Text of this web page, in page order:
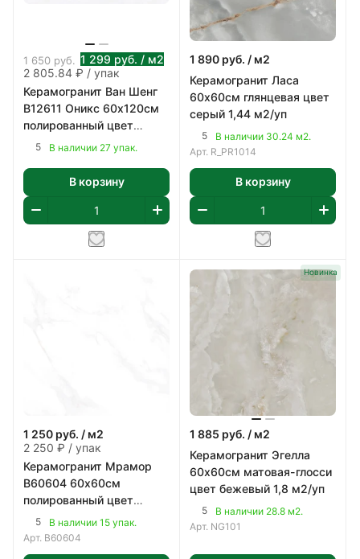
1 650 руб. 1 299 руб. / м2
2 805.84 ₽ / упак
Керамогранит Ван Шенг
B12611 Оникс 60х120см
полированный цвет
светло-серый 2,16 м2/уп
5 В наличии 27 упак.
В корзину
1 890 руб. / м2
Керамогранит Ласа
60х60см глянцевая цвет
серый 1,44 м2/уп
5
В наличии 30.24 м2.
Арт. R_PR1014
В корзину
1 250 руб. / м2
2 250 ₽ / упак
Керамогранит Мрамор
B60604 60х60см
полированный цвет
белый 1,8 м2/уп
5
В наличии 15 упак.
Арт. B60604
Новинка
1 885 руб. / м2
Керамогранит Эгелла
60х60см матовая-глосси
цвет бежевый 1,8 м2/уп
5
В наличии 28.8 м2.
Арт. NG101